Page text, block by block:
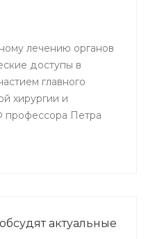
лечению органов
доступы в
главного
хирургии и
профессора Петра
актуальные